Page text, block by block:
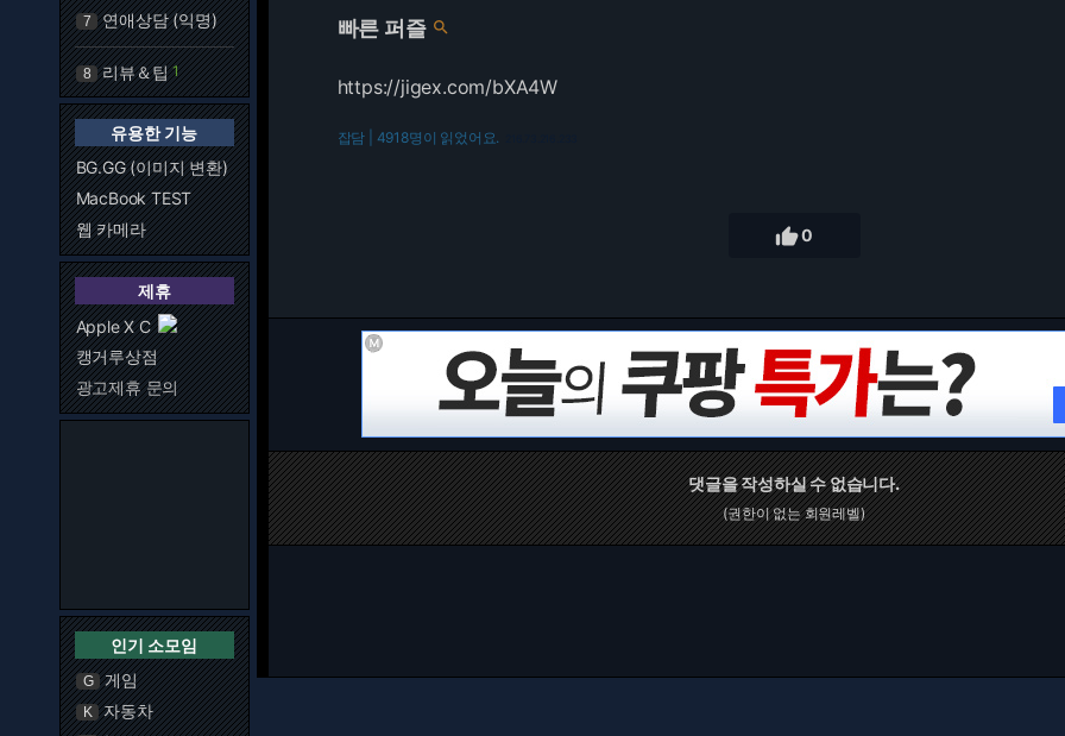
7 연애상담 (익명)
8 리뷰＆팁 1
유용한 기능
BG.GG (이미지 변환)
MacBook TEST
웹 카메라
제휴
Apple X C
캥거루상점
광고제휴 문의
인기 소모임
G 게임
K 자동차
빠른 퍼즐 
https://jigex.com/bXA4W
잡담 | 4918명이 읽었어요.
0
댓글을 작성하실 수 없습니다.
(권한이 없는 회원레벨)